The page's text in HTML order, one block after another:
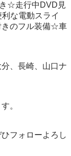
☆走行中DVD見
な電動スライ
のフル装備☆車
、長崎、山口ナ
。
フォローよろし